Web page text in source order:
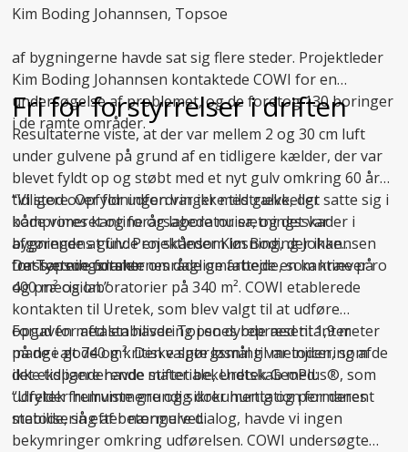
Kim Boding Johannsen, Topsoe
af bygningerne havde sat sig flere steder. Projektleder
Kim Boding Johannsen kontaktede COWI for en
undersøgelse af problemet, og de foretog 130 boringer
i de ramte områder.
Fri for forstyrrelser i driften
Resultaterne viste, at der var mellem 2 og 30 cm luft
under gulvene på grund af en tidligere kælder, der var
blevet fyldt op og støbt med et nyt gulv omkring 60 år
tidligere. Opfyldningen var ikke tilstrækkeligt
komprimeret og forårsagede nu sætningsskader i
bygningens gulv. Projektleder Kim Boding Johannsen
fra Topsoe udtaler:
“Vi stod over for udfordringer med gulve, der satte sig i
både vores kantine og laboratorier, og det var
afgørende at finde en skånsom løsning, der ikke
forstyrrede forskernes daglige arbejde, som kræver ro
og præcision.”
Det sætningsramte område omfattede en kantine på
400 m² og laboratorier på 340 m². COWI etablerede
kontakten til Uretek, som blev valgt til at udføre
opgaven med stabilisering i en dybde ned til 1,9 meter
på de i alt 740 m². Den valgte løsning var injicering af
det ekspanderende materiale, Uretek GeoPlus®, som
udfylder hulrummene og sikrer hurtig og permanent
stabilisering af betongulvet.
Forud for aftalen havde Topsoes repræsentanter
mange gode og kritiske spørgsmål til metoden, som de
ikke tidligere havde stiftet bekendtskab med:
“Uretek fremviste grundig dokumentation for deres
metode, så efter nærmere dialog, havde vi ingen
bekymringer omkring udførelsen. COWI undersøgte